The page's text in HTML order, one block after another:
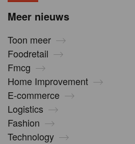
Meer nieuws
Toon meer
Foodretail
Fmcg
Home Improvement
E-commerce
Logistics
Fashion
Technology